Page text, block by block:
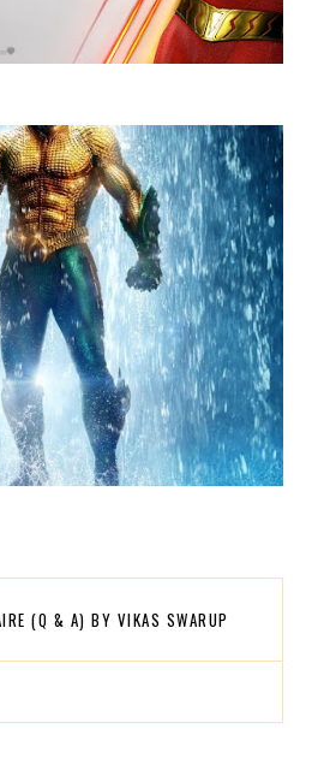
(Q & A) BY VIKAS SWARUP